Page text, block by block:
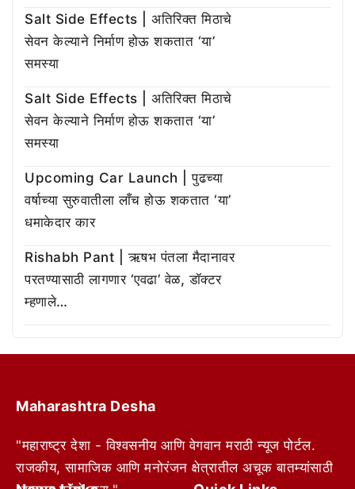
Salt Side Effects | अतिरिक्त मिठाचे
सेवन केल्याने निर्माण होऊ शकतात ‘या’
समस्या
Salt Side Effects | अतिरिक्त मिठाचे
सेवन केल्याने निर्माण होऊ शकतात ‘या’
समस्या
Upcoming Car Launch | पुढच्या
वर्षाच्या सुरुवातीला लाँच होऊ शकतात ‘या’
धमाकेदार कार
Rishabh Pant | ऋषभ पंतला मैदानावर
परतण्यासाठी लागणार ‘एवढा’ वेळ, डॉक्टर
म्हणाले…
Maharashtra Desha
"महाराष्ट्र देशा - विश्वसनीय आणि वेगवान मराठी न्यूज पोर्टल.
राजकीय, सामाजिक आणि मनोरंजन क्षेत्रातील अचूक बातम्यांसाठी